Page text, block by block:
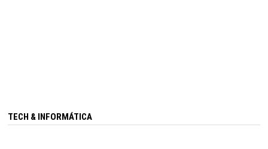
TECH & INFORMÁTICA